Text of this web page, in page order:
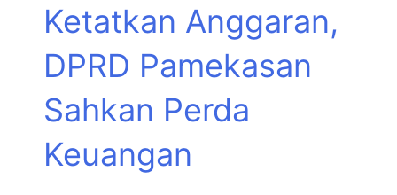
Ketatkan Anggaran,
DPRD Pamekasan
Sahkan Perda
Keuangan